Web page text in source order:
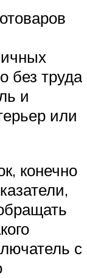
без труда
и
или
конечно
с